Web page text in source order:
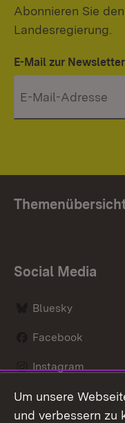
Abonnieren Sie
Landesregierung.
E-Mail zur
Social Media
Bluesky
Facebook
Instagram
LinkedIn
Um unsere
und verbessern zu